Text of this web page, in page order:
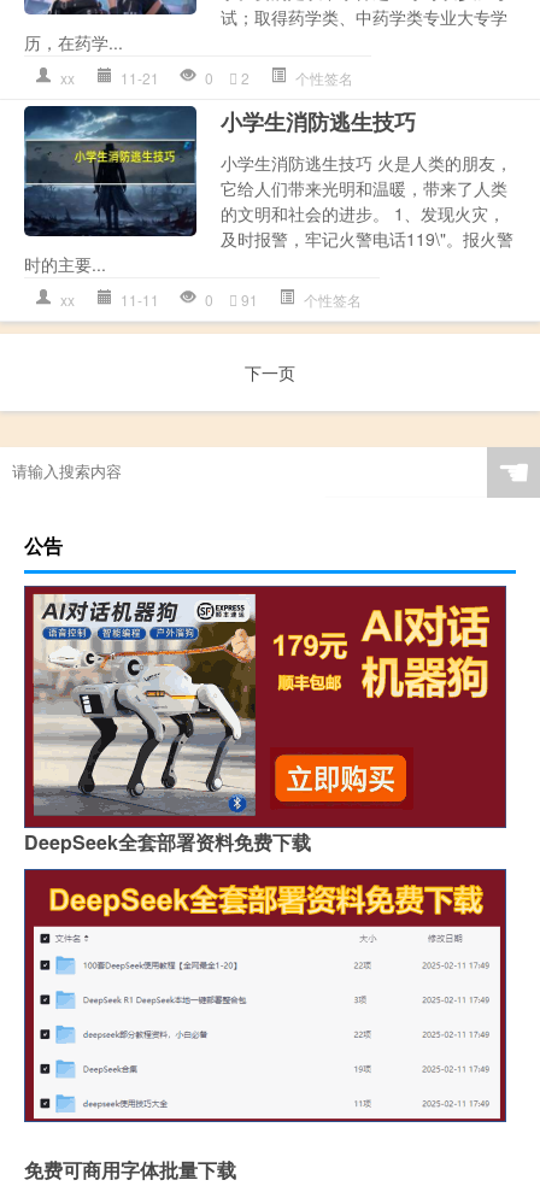
试；取得药学类、中药学类专业大专学
历，在药学...
xx 11-21 0 2 个性签名
小学生消防逃生技巧
小学生消防逃生技巧 火是人类的朋友，
它给人们带来光明和温暖，带来了人类
的文明和社会的进步。 1、发现火灾，
及时报警，牢记火警电话119\"。报火警
时的主要...
xx 11-11 0 91 个性签名
下一页
☚
公告
DeepSeek全套部署资料免费下载
免费可商用字体批量下载